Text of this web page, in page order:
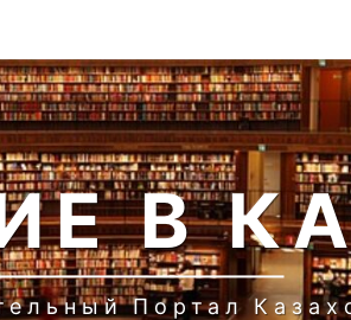
В
Портал